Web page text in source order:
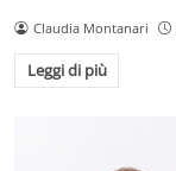
Claudia Montanari
Leggi di più